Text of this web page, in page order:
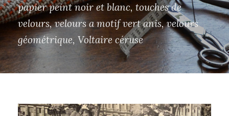
papier peint noir et blanc, touches de
velours, velours a motif vert anis, velours
géométrique, Voltaire céruse